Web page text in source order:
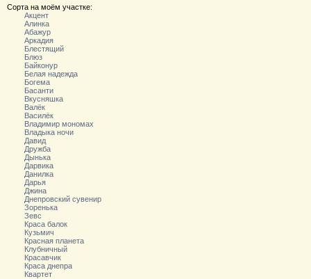
Сорта на моём участке:
Акцент
Алинка
Абажур
Аркадия
Блестящий
Блюз
Байконур
Белая надежда
Богема
Басанти
Вкусняшка
Валёк
Василёк
Владимир мономах
Владыка ночи
Давид
Дружба
Дынька
Дарвика
Данилка
Дарья
Джина
Днепровский сувенир
Зоренька
Зевс
Краса балок
Кузьмич
Красная планета
Клубничный
Красавчик
Краса днепра
Квартет